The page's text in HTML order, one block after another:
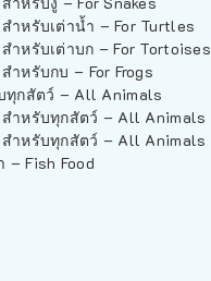
สำหรับเต่าน้ำ – For Turtles
สำหรับเต่าบก – For Tortoises
สำหรับกบ – For Frogs
ทุกสัตว์ – All Animals
สำหรับทุกสัตว์ – All Animals
สำหรับทุกสัตว์ – All Animals
– Fish Food